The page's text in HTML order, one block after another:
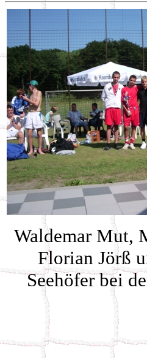
Waldemar Mut,
Florian Jörß
Seehöfer bei